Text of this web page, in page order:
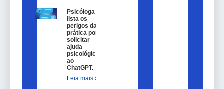
Psicóloga
lista os
perigos da
prática por
solicitar
ajuda
psicológica
ao
ChatGPT.
Leia mais »